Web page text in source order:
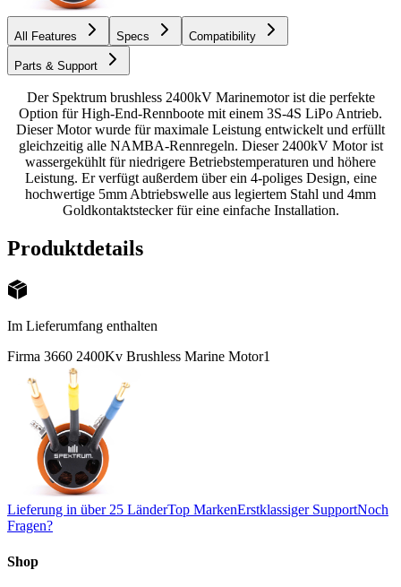
All Features Specs Compatibility
Parts & Support
Der Spektrum brushless 2400kV Marinemotor ist die perfekte
Option für High-End-Rennboote mit einem 3S-4S LiPo Antrieb.
Dieser Motor wurde für maximale Leistung entwickelt und erfüllt
gleichzeitig alle NAMBA-Rennregeln. Dieser 2400kV Motor ist
wassergekühlt für niedrigere Betriebstemperaturen und höhere
Leistung. Er verfügt außerdem über ein 4-poliges Design, eine
hochwertige 5mm Abtriebswelle aus legiertem Stahl und 4mm
Goldkontaktstecker für eine einfache Installation.
Produktdetails
Im Lieferumfang enthalten
Firma 3660 2400Kv Brushless Marine Motor1
Lieferung in über 25 LänderTop MarkenErstklassiger SupportNoch
Fragen?
Shop